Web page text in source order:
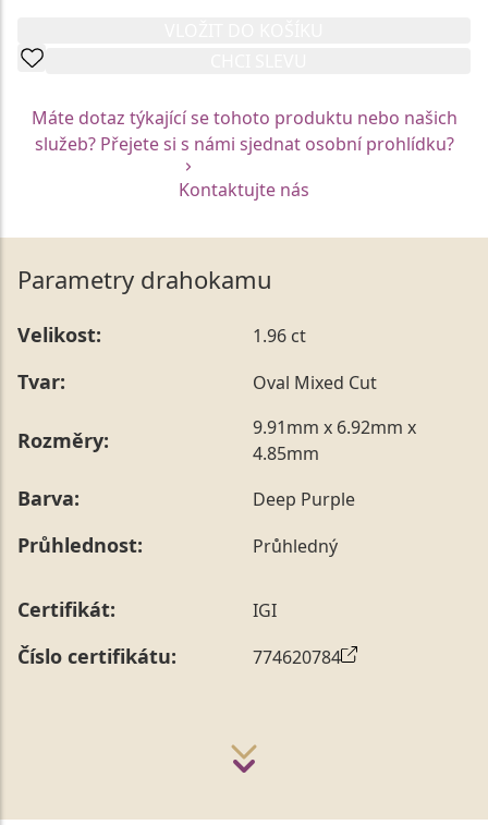
Máte dotaz týkající se tohoto produktu nebo našich
služeb? Přejete si s námi sjednat osobní prohlídku?
Kontaktujte nás
Parametry drahokamu
Velikost: 1.96 ct
Tvar: Oval Mixed Cut
Rozměry:
9.91mm x 6.92mm x
4.85mm
Barva: Deep Purple
Průhlednost: Průhledný
Certifikát: IGI
Číslo certifikátu: 774620784